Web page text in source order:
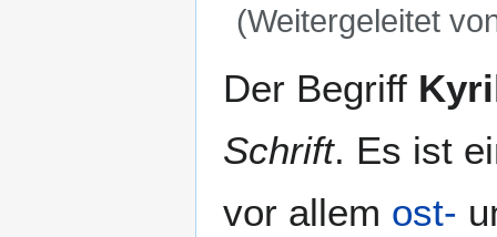
(Weitergeleitet
Navigation
Suche
Der Begriff
Schrift. Es ist
vor allem ost-